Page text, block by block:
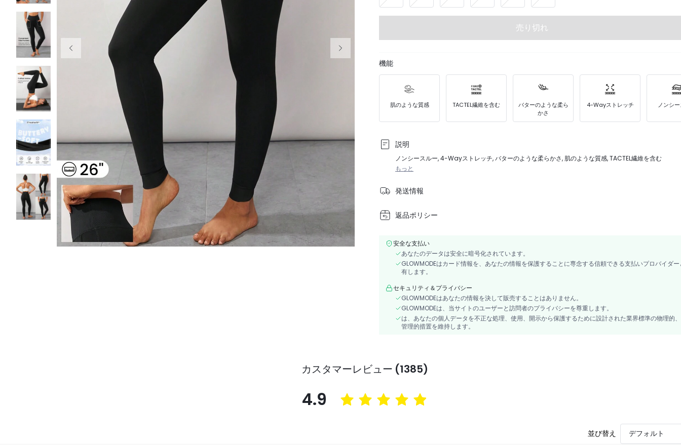
売り切れ
機能
肌のような質感 TACTEL繊維を含む
バターのような柔ら
かさ
4-Wayストレッチ ノンシ
説明
ノンシースルー, 4-Wayストレッチ, バターのような柔らかさ, 肌のような質感, TACTEL繊維を含む
もっと
発送情報
返品ポリシー
安全な支払い
あなたのデータは安全に暗号化されています。
GLOWMODEはカード情報を、あなたの情報を保護することに専念する信頼できる支払いプロバイダ
有します。
セキュリティ＆プライバシー
GLOWMODEはあなたの情報を決して販売することはありません。
GLOWMODEは、当サイトのユーザーと訪問者のプライバシーを尊重します。
は、あなたの個人データを不正な処理、使用、開示から保護するために設計された業界標準の物理的
管理的措置を維持します。
カスタマーレビュー (1385)
4.9
並び替え デフォルト